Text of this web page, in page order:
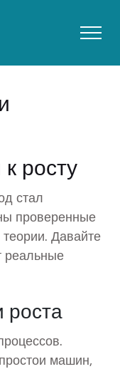
росту
стал
проверенные
Давайте
реальные
роста
машин,